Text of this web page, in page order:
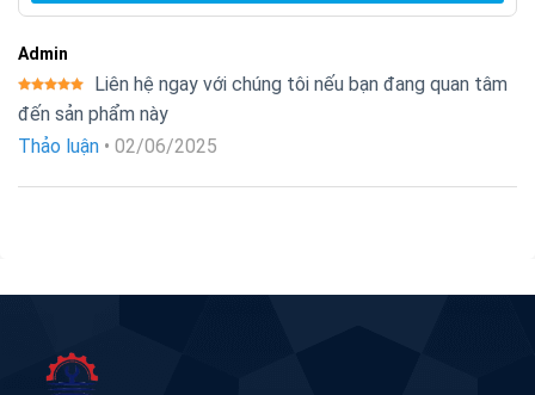
Admin
Được xếp
hạng
55
Liên hệ ngay với chúng tôi nếu bạn đang quan tâm
đến sản phẩm này
Thảo luận • 02/06/2025